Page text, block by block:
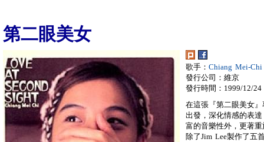
第二眼美女
歌手： Chiang Mei-
發行公司：維京
發行時間：1999/12/24
在這張『第二眼美女
出發，深化情感的表
富的音樂性外，更著
除了Jim Lee製作了五